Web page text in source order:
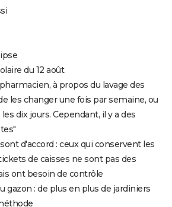
du 12 août
à propos du lavage des
les changer une fois par semaine, ou
dix jours. Cependant, il y a des
d'accord : ceux qui conservent les
de caisses ne sont pas des
ont besoin de contrôle
gazon : de plus en plus de jardiniers